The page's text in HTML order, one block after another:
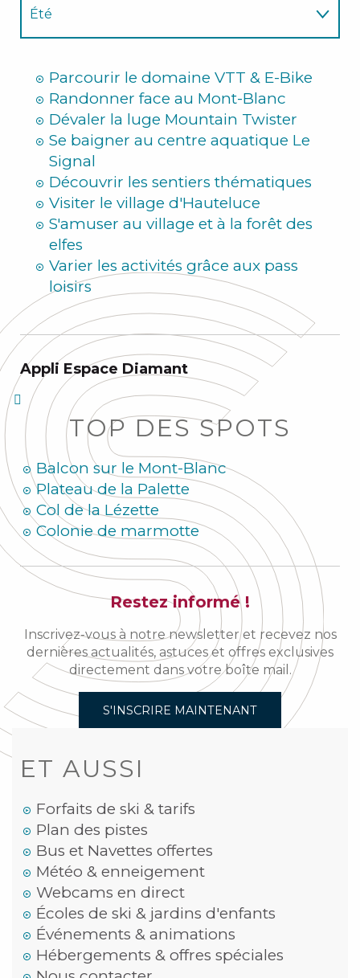
Été
Parcourir le domaine VTT & E-Bike
Randonner face au Mont-Blanc
Dévaler la luge Mountain Twister
Se baigner au centre aquatique Le
Signal
Découvrir les sentiers thématiques
Visiter le village d'Hauteluce
S'amuser au village et à la forêt des
elfes
Varier les activités grâce aux pass
loisirs
Appli Espace Diamant
TOP DES SPOTS
Balcon sur le Mont-Blanc
Plateau de la Palette
Col de la Lézette
Colonie de marmotte
Restez informé !
Inscrivez-vous à notre newsletter et recevez nos
dernières actualités, astuces et offres exclusives
directement dans votre boîte mail.
S'INSCRIRE MAINTENANT
ET AUSSI
Forfaits de ski & tarifs
Plan des pistes
Bus et Navettes offertes
Météo & enneigement
Webcams en direct
Écoles de ski & jardins d'enfants
Événements & animations
Hébergements & offres spéciales